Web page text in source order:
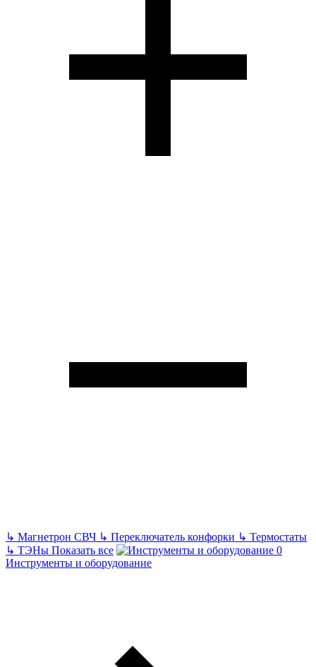
↳ Магнетрон СВЧ ↳ Переключатель конфорки ↳ Термостаты
↳ ТЭНы Показать все
Инструменты и оборудование